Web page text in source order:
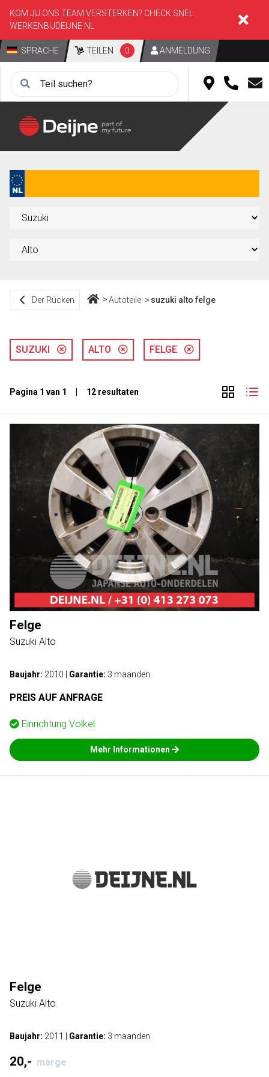
KOM JIJ ONS TEAM VERSTERKEN? CHECK SNEL:
WERKENBIJDEIJNE.NL
SPRACHE TEILEN 0 ANMELDUNG
Der Rücken Autoteile suzuki alto felge
SUZUKI ALTO FELGE
Pagina 1 van 1 | 12 resultaten
Felge
Suzuki Alto
Baujahr: 2010 Garantie: 3 maanden
PREIS AUF ANFRAGE
Einrichtung Volkel
Mehr Informationen
Felge
Suzuki Alto
Baujahr: 2011 Garantie: 3 maanden
20,- marge